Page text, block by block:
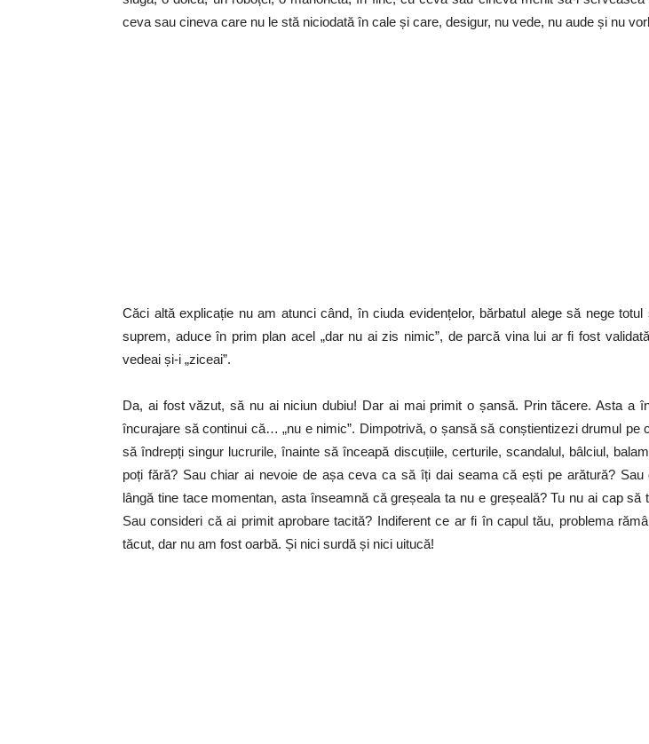
ceva sau cineva care nu le stă niciodată în cale și care, desigur, nu vede, nu aude și nu
Căci altă explicație nu am atunci când, în ciuda evidențelor, bărbatul alege să nege
suprem, aduce în prim plan acel „dar nu ai zis nimic”, de parcă vina lui ar fi fost
vedeai și-i „ziceai”.
Da, ai fost văzut, să nu ai niciun dubiu! Dar ai mai primit o șansă. Prin tăcere. Asta a
încurajare să continui că… „nu e nimic”. Dimpotrivă, o șansă să conștientizezi drumul pe
să îndrepți singur lucrurile, înainte să înceapă discuțiile, certurile, scandalul, bâlciul,
poți fără? Sau chiar ai nevoie de așa ceva ca să îți dai seama că ești pe arătură? Sau
lângă tine tace momentan, asta înseamnă că greșeala ta nu e greșeală? Tu nu ai cap să
Sau consideri că ai primit aprobare tacită? Indiferent ce ar fi în capul tău, problema
tăcut, dar nu am fost oarbă. Și nici surdă și nici uitucă!